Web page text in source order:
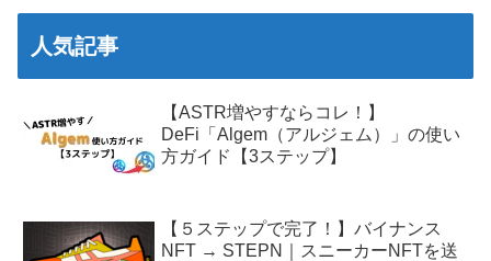
人気記事
【ASTR増やすならコレ！】
DeFi「Algem（アルジェム）」の使い
方ガイド【3ステップ】
【５ステップで完了！】バイナンス
NFT → STEPN｜スニーカーNFTを送